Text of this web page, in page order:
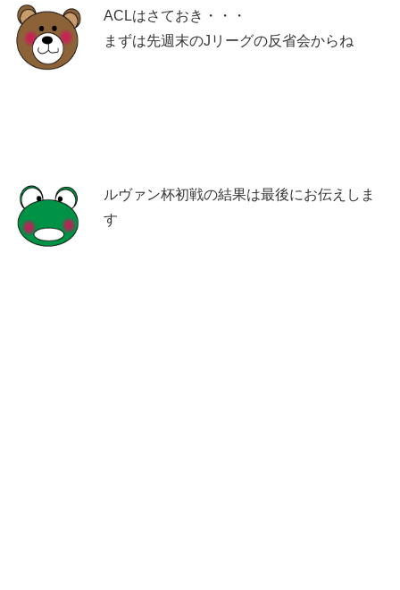
ACLはさておき・・・
まずは先週末のJリーグの反省会からね
ルヴァン杯初戦の結果は最後にお伝えしま
す